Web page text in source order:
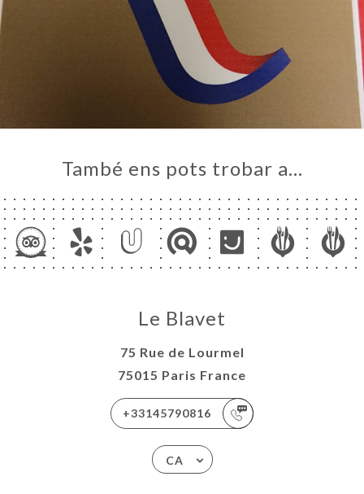
També ens pots trobar a…
Le Blavet
75 Rue de Lourmel
75015 Paris France
+33145790816
CA